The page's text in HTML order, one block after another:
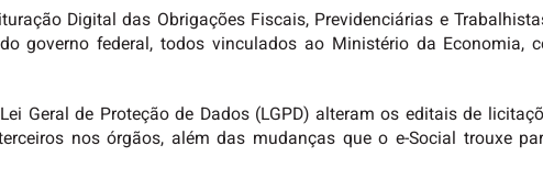
Digital das Obrigações Fiscais, Previdenciárias e
governo federal, todos vinculados ao Ministério da Economia,
Geral de Proteção de Dados (LGPD) alteram os editais de
nos órgãos, além das mudanças que o e-Social trouxe